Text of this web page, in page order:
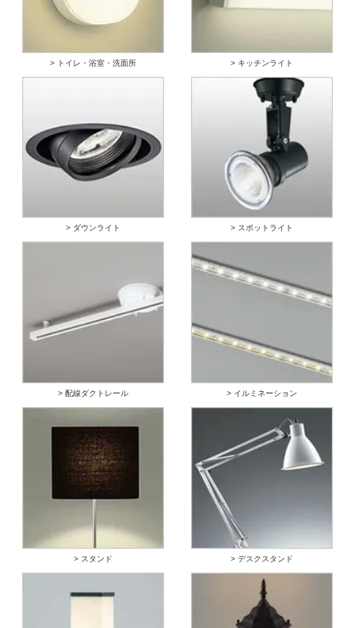
> トイレ・浴室・洗面所 > キッチンライト
> ダウンライト > スポットライト
> 配線ダクトレール > イルミネーション
> スタンド > デスクスタンド